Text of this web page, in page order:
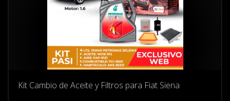
Kit Cambio de Aceite y Filtros para Fiat Siena